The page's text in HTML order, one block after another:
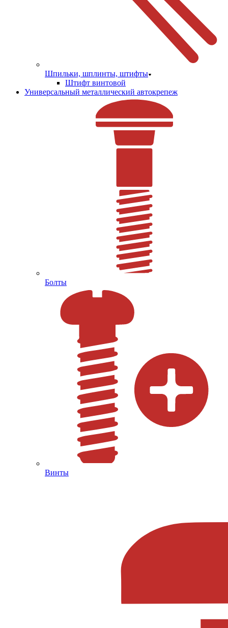
Шпильки, шплинты, штифты
Штифт винтовой
Универсальный металлический автокрепеж
Болты
Винты